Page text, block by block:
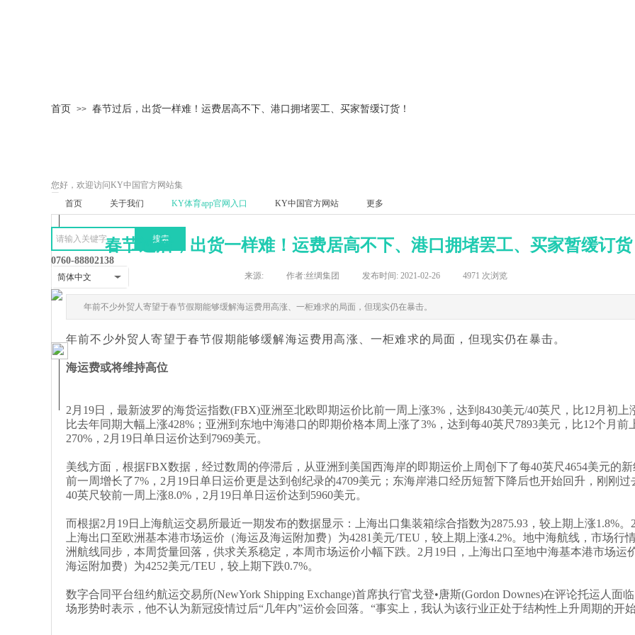
您好，欢迎访问KY中国官方网站集
首页 关于我们 KY体育app官网入口 KY中国官方网站 更多
搜索
0760-88802138
简体中文
首页 >> 春节过后，出货一样难！运费居高不下、港口拥堵罢工、买家暂缓订货！
春节过后，出货一样难！运费居高不下、港口拥堵罢工、买家暂缓订
来源: 作者:丝绸集团 发布时间: 2021-02-26 4971 次浏览
年前不少外贸人寄望于春节假期能够缓解海运费用高涨、一柜难求的局面，但现实仍在暴击。
年前不少外贸人寄望于春节假期能够缓解海运费用高涨、一柜难求的局面，但现实仍在暴击。
海运费或将维持高位
2 月 19日，最新波罗的海货运指数(FBX)亚洲至北欧即期运价比前一周上涨3% ，达到 8430美元/40英尺，比12 月初上
比去年同期大幅上涨428% ；亚洲到东地中海港口的即期价格本周上涨了3% ，达到每40英尺 7893美元，比12个月前
270% ， 2 月 19日单日运价达到 7969美元。
美线方面，根据FBX数据，经过数周的停滞后，从亚洲到美国西海岸的即期运价上周创下了每40英尺4654美元的
前一周增长了7% ， 2 月 19日单日运价更是达到创纪录的4709美元；东海岸港口经历短暂下降后也开始回升，刚刚过
40英尺较前一周上涨8.0% ， 2 月 19日单日运价达到 5960美元。
而根据2 月 19日上海航运交易所最近一期发布的数据显示：上海出口集装箱综合指数为2875.93 ，较上期上涨1.8%。
上海出口至欧洲基本港市场运价（海运及海运附加费）为4281 美元/TEU ，较上期上涨4.2%。地中海航线，市场行
洲航线同步，本周货量回落，供求关系稳定，本周市场运价小幅下跌。 2 月 19日，上海出口至地中海基本港市场运
海运附加费）为4252美元/TEU ，较上期下跌0.7%。
数字合同平台纽约航运交易所(NewYork Shipping Exchange)首席执行官戈登•唐斯(Gordon Downes)在评论托运人面
场形势时表示，他不认为新冠疫情过后“几年内”运价会回落。 “事实上，我认为该行业正处于结构性上升周期的开